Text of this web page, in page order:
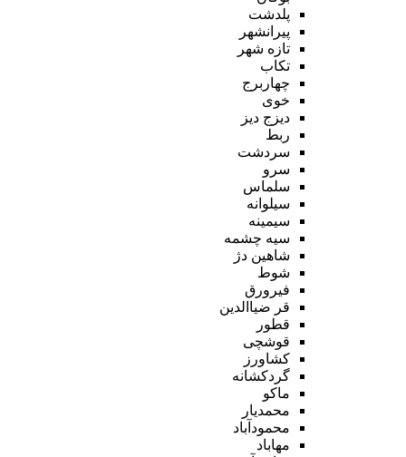
پلدشت
پیرانشهر
تازه شهر
تکاب
چهاربرج
خوی
دیزج دیز
ربط
سردشت
سرو
سلماس
سیلوانه
سیمینه
سیه چشمه
شاهین دژ
شوط
فیرورق
قر ضیاالدین
قطور
قوشچی
کشاورز
گردکشانه
ماکو
محمدیار
محمودآباد
مهاباد